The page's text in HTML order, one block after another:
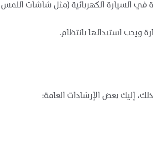
في السيارة الكهربائية (مثل شاشات
ويجب استبدالها بانتظام.
إليك بعض الإرشادات العامة: